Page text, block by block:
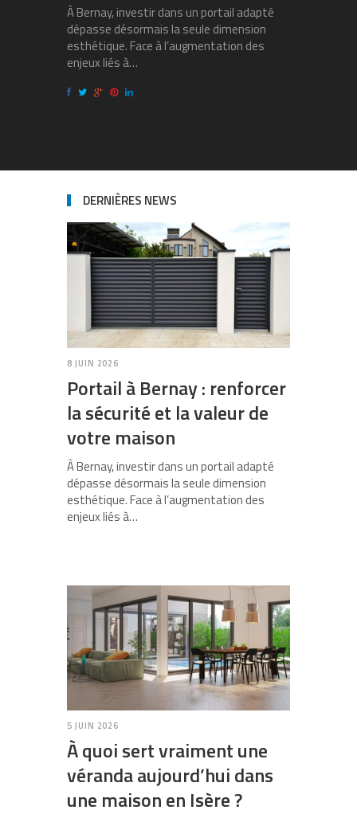
À Bernay, investir dans un portail adapté
dépasse désormais la seule dimension
esthétique. Face à l’augmentation des
enjeux liés à…
DERNIÈRES NEWS
8 JUIN 2026
Portail à Bernay : renforcer
la sécurité et la valeur de
votre maison
À Bernay, investir dans un portail adapté
dépasse désormais la seule dimension
esthétique. Face à l’augmentation des
enjeux liés à…
5 JUIN 2026
À quoi sert vraiment une
véranda aujourd’hui dans
une maison en Isère ?